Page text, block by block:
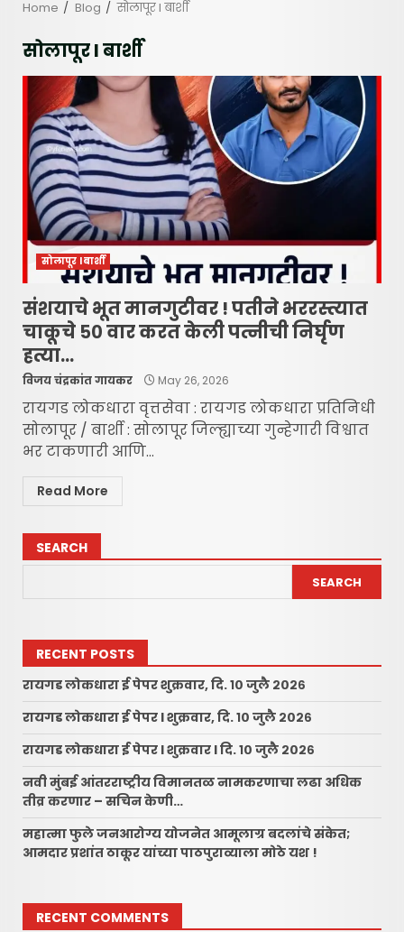
Home Blog सोलापूर l बार्शी
सोलापूर l बार्शी
सोलापूर l बार्शी
संशयाचे भूत मानगुटीवर ! पतीने भररस्त्यात
चाकूचे ५० वार करत केली पत्नीची निर्घृण
हत्या…
विजय चंद्रकांत गायकर May 26, 2026
रायगड लोकधारा वृत्तसेवा : रायगड लोकधारा प्रतिनिधी
सोलापूर / बार्शी : ​सोलापूर जिल्ह्याच्या गुन्हेगारी विश्वात
भर टाकणारी आणि...
Read More
SEARCH
SEARCH
RECENT POSTS
रायगड लोकधारा ई पेपर शुक्रवार, दि. १० जुलै २०२६
रायगड लोकधारा ई पेपर l शुक्रवार, दि. १० जुलै २०२६
रायगड लोकधारा ई पेपर l शुक्रवार l दि. १० जुलै २०२६
नवी मुंबई आंतरराष्ट्रीय विमानतळ नामकरणाचा लढा अधिक
तीव्र करणार – सचिन केणी…
महात्मा फुले जनआरोग्य योजनेत आमूलाग्र बदलांचे संकेत;
आमदार प्रशांत ठाकूर यांच्या पाठपुराव्याला मोठे यश !
RECENT COMMENTS